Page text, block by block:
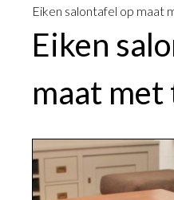
Eiken salontafel op maat
Eiken
maat met